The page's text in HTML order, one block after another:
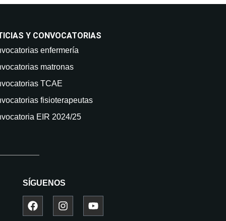
Y CONVOCATORIAS
enfermería
matronas
TCAE
fisioterapeutas
EIR 2024/25
SÍGUENOS